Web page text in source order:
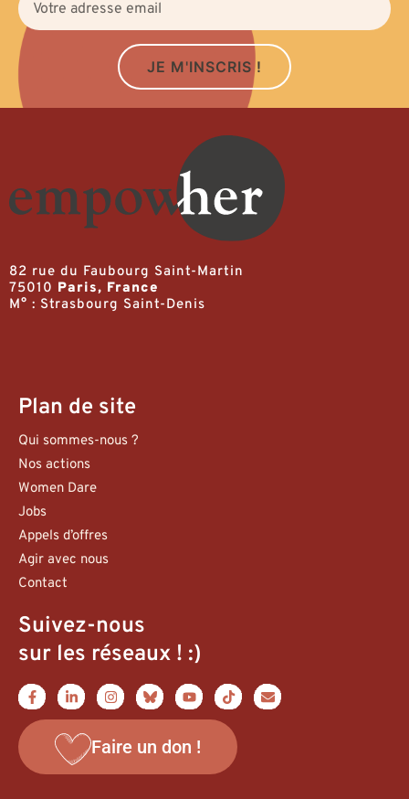
JE M'INSCRIS !
82 rue du Faubourg Saint-Martin
75010 Paris, France
M° : Strasbourg Saint-Denis
Plan de site
Qui sommes-nous ?
Nos actions
Women Dare
Jobs
Appels d’offres
Agir avec nous
Contact
Suivez-nous
sur les réseaux ! :)
Faire un don !